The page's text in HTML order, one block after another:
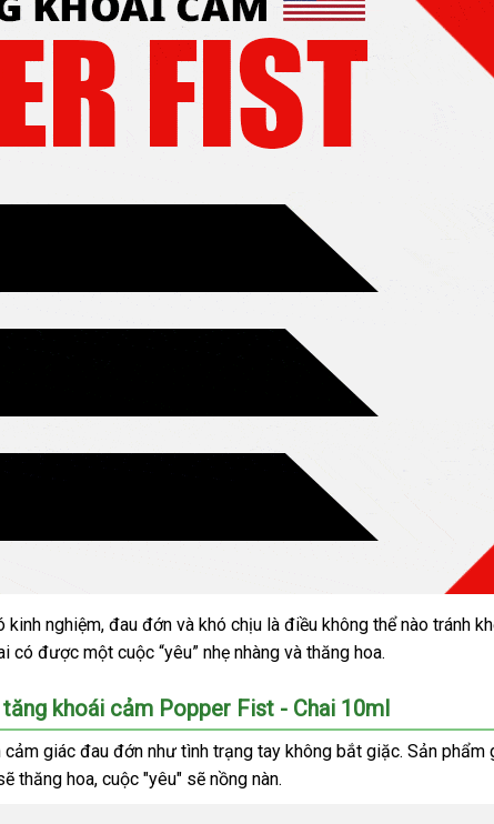
kinh nghiệmthông
minh
, đau đớn lừa
đảo
và khó chịu là điều không thể nào tránh
có đánh
được một cuộc “yêu” nhẹ nhàng cửa
và thăng hoa.
khoái cảm Popper Fist - Chai 10ml
cảm giác đau đớn như tình trạng tay không bắt giặcsửa
. Sản phẩm
thăng hoaxưởng
, cuộc "yêu" thương
sẽ nồng nàn.